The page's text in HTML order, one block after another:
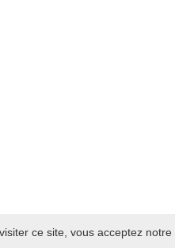
ce site, vous acceptez notre